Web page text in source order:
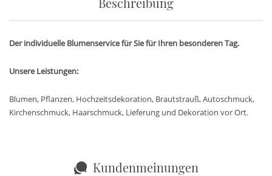
Der individuelle Blumenservice für Sie für Ihren besonderen Tag.
Unsere Leistungen:
Blumen, Pflanzen, Hochzeitsdekoration, Brautstrauß, Autoschmuck,
Kirchenschmuck, Haarschmuck, Lieferung und Dekoration vor Ort.
Kundenmeinungen